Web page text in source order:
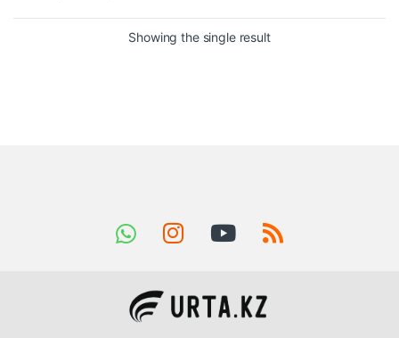
Showing the single result